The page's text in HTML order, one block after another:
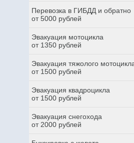
Перевозка в ГИБДД и обратно
от 5000 рублей
Эвакуация мотоцикла
от 1350 рублей
Эвакуация тяжолого
от 1500 рублей
Эвакуация квадроцикла
от 1500 рублей
Эвакуация снегохода
от 2000 рублей